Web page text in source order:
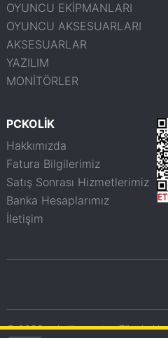
OYUNCU EKİPMANLARI
OYUNCU AKSESUARLARI
AKSESUARLAR
YAZILIM
MONİTÖRLER
PCKOLİK
Hakkımızda
Fatura Bilgilerimiz
Satış Sonrası Hizmetlerimiz
Banka Hesaplarımız
İletişim
© 2026 pckolik.com.tr - Tüm